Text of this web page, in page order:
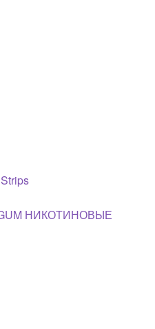
НИКОТИНОВЫЕ